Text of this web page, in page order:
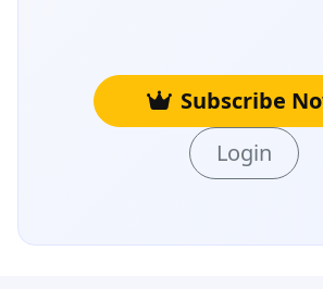
Subscribe
Login